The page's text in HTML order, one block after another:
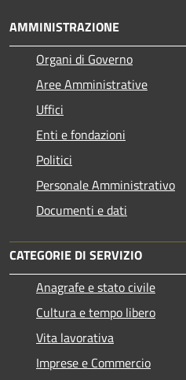
AMMINISTRAZIONE
Organi di Governo
Aree Amministrative
Uffici
Enti e fondazioni
Politici
Personale Amministrativo
Documenti e dati
CATEGORIE DI SERVIZIO
Anagrafe e stato civile
Cultura e tempo libero
Vita lavorativa
Imprese e Commercio